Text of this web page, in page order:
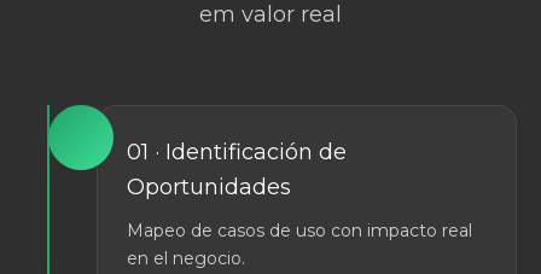
em valor real
01 · Identificación de
Oportunidades
Mapeo de casos de uso con impacto real
en el negocio.